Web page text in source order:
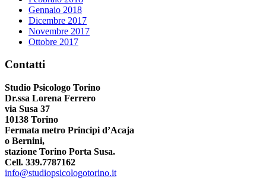
Gennaio 2018
Dicembre 2017
Novembre 2017
Ottobre 2017
Contatti
Studio Psicologo Torino
Dr.ssa Lorena Ferrero
via Susa 37
10138 Torino
Fermata metro Principi d’Acaja
o Bernini,
stazione Torino Porta Susa.
Cell. 339.7787162
info@studiopsicologotorino.it